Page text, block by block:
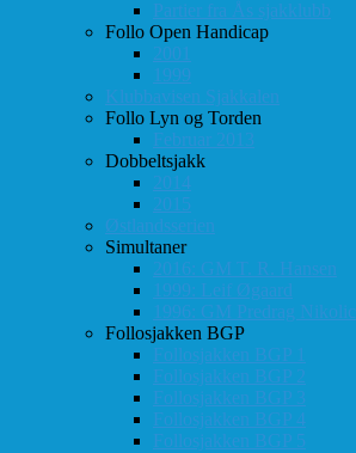
Partier fra Ås sjakklubb
Follo Open Handicap
2001
1999
Klubbavisen Sjakkalen
Follo Lyn og Torden
Februar 2013
Dobbeltsjakk
2014
2015
Østlandsserien
Simultaner
2016: GM T. R. Hansen
1999: Leif Øgaard
1996: GM Predrag Nikolic
Follosjakken BGP
Follosjakken BGP 1
Follosjakken BGP 2
Follosjakken BGP 3
Follosjakken BGP 4
Follosjakken BGP 5